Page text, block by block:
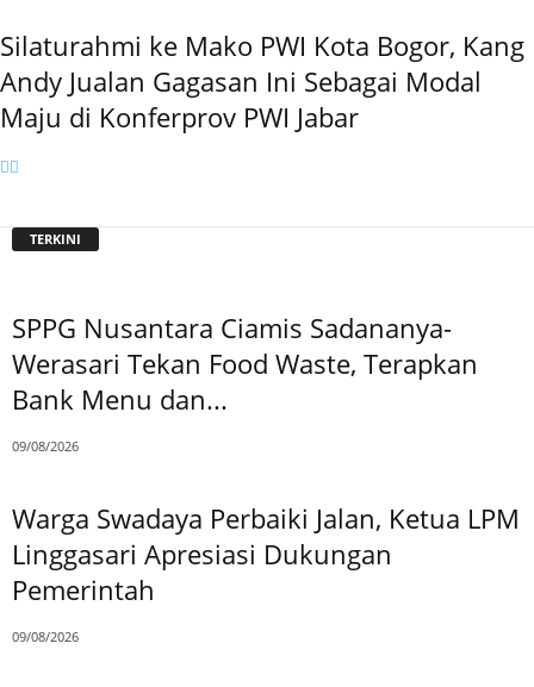
Silaturahmi ke Mako PWI Kota Bogor, Kang
Andy Jualan Gagasan Ini Sebagai Modal
Maju di Konferprov PWI Jabar
TERKINI
SPPG Nusantara Ciamis Sadananya-
Werasari Tekan Food Waste, Terapkan
Bank Menu dan...
09/08/2026
Warga Swadaya Perbaiki Jalan, Ketua LPM
Linggasari Apresiasi Dukungan
Pemerintah
09/08/2026